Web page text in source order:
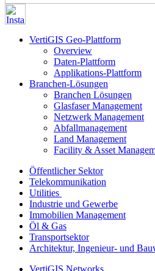
VertiGIS Geo-Plattform
Overview
Daten-Plattform
Applikations-Plattform
Branchen-Lösungen
Branchen Lösungen
Glasfaser Management
Netzwerk Management
Abfallmanagement
Land Management
Facility & Asset
Öffentlicher Sektor
Telekommunikation
Utilities
Industrie und Gewerbe
Immobilien Management
Öl & Gas
Transportsektor
Architektur, Ingenieur- und
VertiGIS Networks